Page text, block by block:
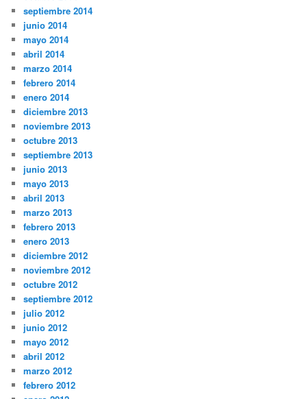
septiembre 2014
junio 2014
mayo 2014
abril 2014
marzo 2014
febrero 2014
enero 2014
diciembre 2013
noviembre 2013
octubre 2013
septiembre 2013
junio 2013
mayo 2013
abril 2013
marzo 2013
febrero 2013
enero 2013
diciembre 2012
noviembre 2012
octubre 2012
septiembre 2012
julio 2012
junio 2012
mayo 2012
abril 2012
marzo 2012
febrero 2012